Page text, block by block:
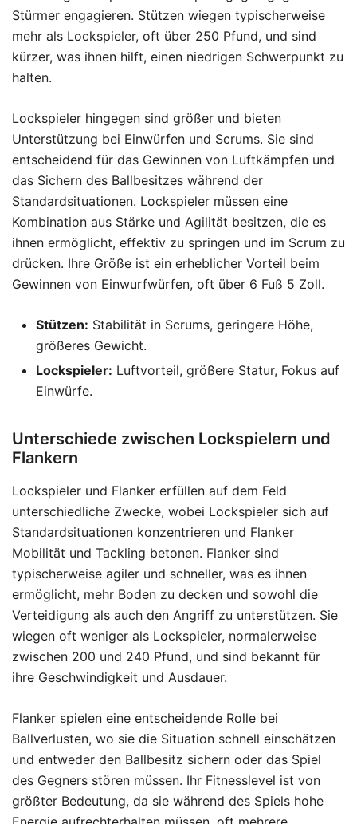
Stürmer engagieren. Stützen wiegen typischerweise
mehr als Lockspieler, oft über 250 Pfund, und sind
kürzer, was ihnen hilft, einen niedrigen Schwerpunkt zu
halten.
Lockspieler hingegen sind größer und bieten
Unterstützung bei Einwürfen und Scrums. Sie sind
entscheidend für das Gewinnen von Luftkämpfen und
das Sichern des Ballbesitzes während der
Standardsituationen. Lockspieler müssen eine
Kombination aus Stärke und Agilität besitzen, die es
ihnen ermöglicht, effektiv zu springen und im Scrum zu
drücken. Ihre Größe ist ein erheblicher Vorteil beim
Gewinnen von Einwurfwürfen, oft über 6 Fuß 5 Zoll.
Stützen: Stabilität in Scrums, geringere Höhe,
größeres Gewicht.
Lockspieler: Luftvorteil, größere Statur, Fokus auf
Einwürfe.
Unterschiede zwischen Lockspielern und
Flankern
Lockspieler und Flanker erfüllen auf dem Feld
unterschiedliche Zwecke, wobei Lockspieler sich auf
Standardsituationen konzentrieren und Flanker
Mobilität und Tackling betonen. Flanker sind
typischerweise agiler und schneller, was es ihnen
ermöglicht, mehr Boden zu decken und sowohl die
Verteidigung als auch den Angriff zu unterstützen. Sie
wiegen oft weniger als Lockspieler, normalerweise
zwischen 200 und 240 Pfund, und sind bekannt für
ihre Geschwindigkeit und Ausdauer.
Flanker spielen eine entscheidende Rolle bei
Ballverlusten, wo sie die Situation schnell einschätzen
und entweder den Ballbesitz sichern oder das Spiel
des Gegners stören müssen. Ihr Fitnesslevel ist von
größter Bedeutung, da sie während des Spiels hohe